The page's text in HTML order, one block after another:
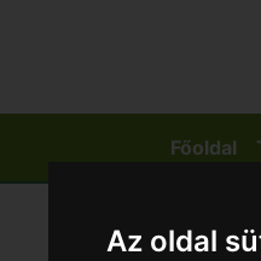
Az oldal
Főoldal